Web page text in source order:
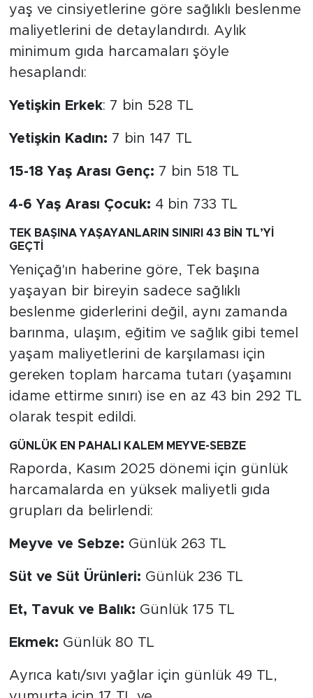
yaş ve cinsiyetlerine göre sağlıklı beslenme
maliyetlerini de detaylandırdı. Aylık
minimum gıda harcamaları şöyle
hesaplandı:
Yetişkin Erkek: 7 bin 528 TL
Yetişkin Kadın: 7 bin 147 TL
15-18 Yaş Arası Genç: 7 bin 518 TL
4-6 Yaş Arası Çocuk: 4 bin 733 TL
TEK BAŞINA YAŞAYANLARIN SINIRI 43 BİN TL’Yİ
GEÇTİ
Yeniçağ'ın haberine göre, Tek başına
yaşayan bir bireyin sadece sağlıklı
beslenme giderlerini değil, aynı zamanda
barınma, ulaşım, eğitim ve sağlık gibi temel
yaşam maliyetlerini de karşılaması için
gereken toplam harcama tutarı (yaşamını
idame ettirme sınırı) ise en az 43 bin 292 TL
olarak tespit edildi.
GÜNLÜK EN PAHALI KALEM MEYVE-SEBZE
Raporda, Kasım 2025 dönemi için günlük
harcamalarda en yüksek maliyetli gıda
grupları da belirlendi:
Meyve ve Sebze: Günlük 263 TL
Süt ve Süt Ürünleri: Günlük 236 TL
Et, Tavuk ve Balık: Günlük 175 TL
Ekmek: Günlük 80 TL
Ayrıca katı/sıvı yağlar için günlük 49 TL,